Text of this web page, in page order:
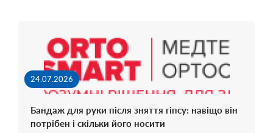
24.07.2026
Бандаж для руки після зняття гіпсу: навіщо він
потрібен і скільки його носити